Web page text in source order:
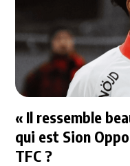
« Il ressemble
qui est Sion
TFC ?